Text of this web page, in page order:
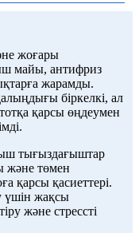
жоғары
майы, антифриз
жарамды.
біркелкі, ал
тотқа қарсы өңдеумен
тығыздағыштар
және төмен
қарсы қасиеттері.
үшін жақсы
және стрессті